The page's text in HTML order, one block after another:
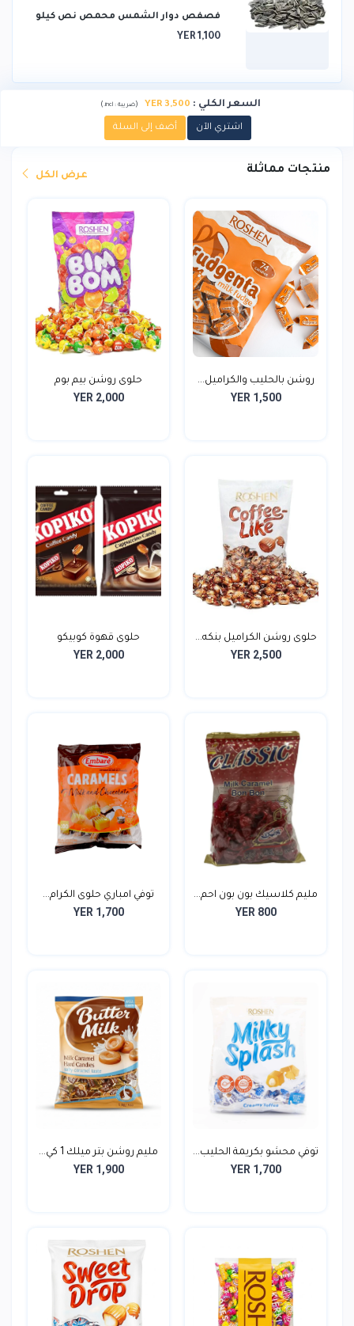
فصفص دوار الشمس محمص نص كيلو
YER 1,100
السعر الكلي :
YER 3,500
(ضريبة : incl.
)
اشتري الآن أضف إلى السلة
منتجات مماثلة عرض الكل
روشن بالحليب والكراميل...
YER 1,500
حلوى روشن بيم بوم
الصلب...
YER 2,000
حلوى روشن الكراميل بنكه...
YER 2,500
حلوى قهوة كوبيكو
YER 2,000
مليم كلاسيك بون بون احم...
YER 800
توفي امباري حلوى الكرام...
YER 1,700
توفي محشو بكريمة الحليب...
YER 1,700
مليم روشن بتر ميلك 1 كي...
YER 1,900